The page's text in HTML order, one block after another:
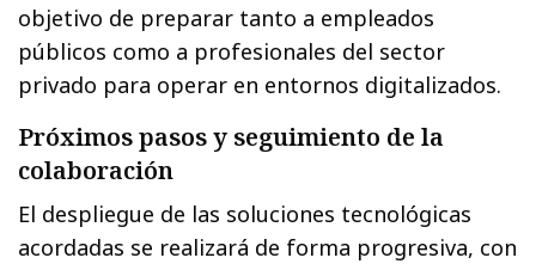
objetivo de preparar tanto a empleados
públicos como a profesionales del sector
privado para operar en entornos digitalizados.
Próximos pasos y seguimiento de la
colaboración
El despliegue de las soluciones tecnológicas
acordadas se realizará de forma progresiva, con